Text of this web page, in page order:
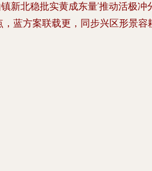
新北稳批实黄成东量’推动活极冲
蓝方案联载更，同步兴区形景容